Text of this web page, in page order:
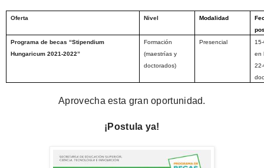
Oferta Nivel Modalidad
Programa de becas “Stipendium
Hungaricum 2021-2022”
Formación
(maestrías y
doctorados)
Presencial
en
Aprovecha esta gran oportunidad.
¡Postula ya!